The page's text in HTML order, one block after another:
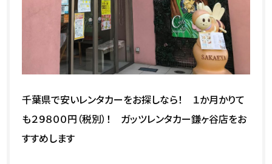
千葉県で安いレンタカーをお探しなら！ １か月かりて
も２９８００円（税別）！ ガッツレンタカー鎌ヶ谷店をお
すすめします